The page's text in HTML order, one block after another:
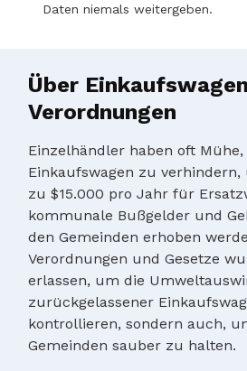
Daten niemals weitergeben.
Über
Verordnungen
Einzelhändler haben oft
Einkaufswagen zu
zu $15.000 pro Jahr für
kommunale Bußgelder und
den Gemeinden erhoben
Verordnungen und Gesetze
erlassen, um die
zurückgelassener
kontrollieren, sondern auch,
Gemeinden sauber zu halten.